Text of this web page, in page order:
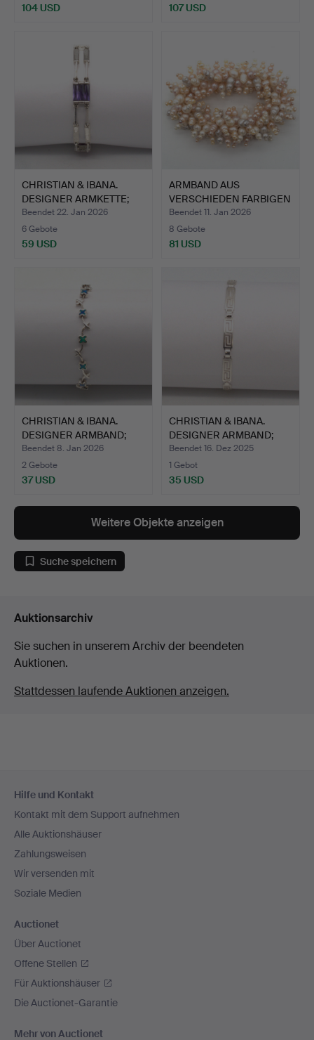
104 USD 107 USD
CHRISTIAN & IBANA.
DESIGNER ARMKETTE;
HAND…
Beendet 22. Jan 2026
6 Gebote
59 USD
ARMBAND AUS
VERSCHIEDEN FARBIGEN
ZUCHTPERL…
Beendet 11. Jan 2026
8 Gebote
81 USD
CHRISTIAN & IBANA.
DESIGNER ARMBAND;
STERL…
Beendet 8. Jan 2026
2 Gebote
37 USD
CHRISTIAN & IBANA.
DESIGNER ARMBAND;
HANDA…
Beendet 16. Dez 2025
1 Gebot
35 USD
Weitere Objekte anzeigen
Suche speichern
Auktionsarchiv
Sie suchen in unserem Archiv der beendeten
Auktionen.
Stattdessen laufende Auktionen anzeigen.
Navigation
Hilfe und Kontakt
Kontakt mit dem Support aufnehmen
Alle Auktionshäuser
Zahlungsweisen
Wir versenden mit
Soziale Medien
Auctionet
Über Auctionet
Offene Stellen
Für Auktionshäuser
Die Auctionet-Garantie
Mehr von Auctionet